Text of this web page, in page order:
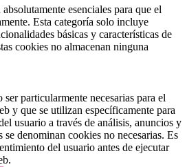
esenciales para que el
Esta categoría solo incluye
básicas y características de
cookies no almacenan ninguna
particularmente necesarias para el
y que se utilizan específicamente para
usuario a través de análisis, anuncios y
denominan cookies no necesarias. Es
del usuario antes de ejecutar